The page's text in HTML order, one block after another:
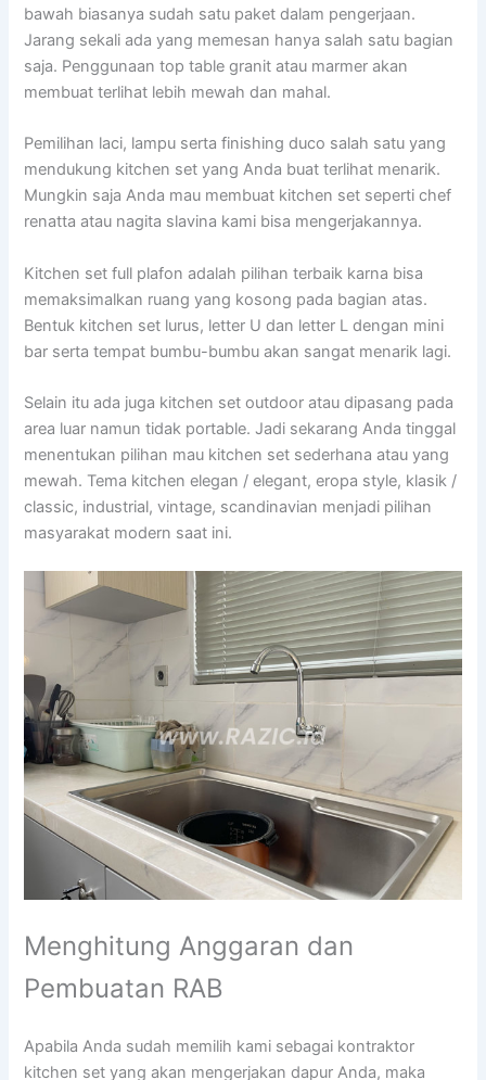
bawah biasanya sudah satu paket dalam pengerjaan.
Jarang sekali ada yang memesan hanya salah satu bagian
saja. Penggunaan top table granit atau marmer akan
membuat terlihat lebih mewah dan mahal.
Pemilihan laci, lampu serta finishing duco salah satu yang
mendukung kitchen set yang Anda buat terlihat menarik.
Mungkin saja Anda mau membuat kitchen set seperti chef
renatta atau nagita slavina kami bisa mengerjakannya.
Kitchen set full plafon adalah pilihan terbaik karna bisa
memaksimalkan ruang yang kosong pada bagian atas.
Bentuk kitchen set lurus, letter U dan letter L dengan mini
bar serta tempat bumbu-bumbu akan sangat menarik lagi.
Selain itu ada juga kitchen set outdoor atau dipasang pada
area luar namun tidak portable. Jadi sekarang Anda tinggal
menentukan pilihan mau kitchen set sederhana atau yang
mewah. Tema kitchen elegan / elegant, eropa style, klasik /
classic, industrial, vintage, scandinavian menjadi pilihan
masyarakat modern saat ini.
Menghitung Anggaran dan
Pembuatan RAB
Apabila Anda sudah memilih kami sebagai kontraktor
kitchen set yang akan mengerjakan dapur Anda, maka